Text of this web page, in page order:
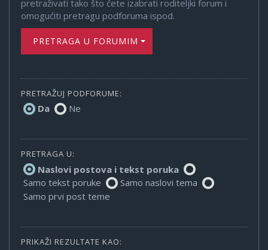
pretraživati tako što ćete izabrati roditeljki forum i
omogućiti pretragu podforuma ispod.
PRETRAGA U FORUMIMA
PRETRAŽUJ PODFORUME:
Da Ne
PRETRAGA U:
Naslovi postova i tekst poruka
Samo tekst poruke
Samo naslovi tema
Samo prvi post teme
PRIKAŽI REZULTATE KAO: